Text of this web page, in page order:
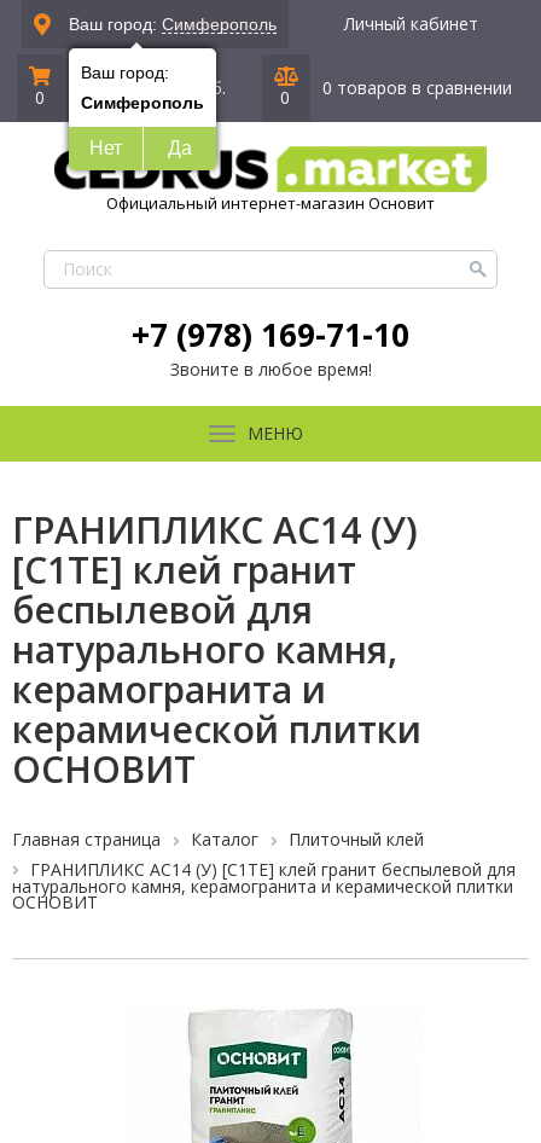
Ваш город: Симферополь
Ваш город:
Симферополь
Нет Да
Личный кабинет
0 0 позиций | 0 руб. 0 0 товаров в сравнении
Официальный интернет-магазин Основит
+7 (978) 169-71-10
Звоните в любое время!
МЕНЮ
ГРАНИПЛИКС AC14 (У)
[C1TE] клей гранит
беспылевой для
натурального камня,
керамогранита и
керамической плитки
ОСНОВИТ
Главная страница Каталог
Плиточный клей
ГРАНИПЛИКС AC14 (У) [C1TE] клей гранит беспылевой для
натурального камня, керамогранита и керамической плитки
ОСНОВИТ